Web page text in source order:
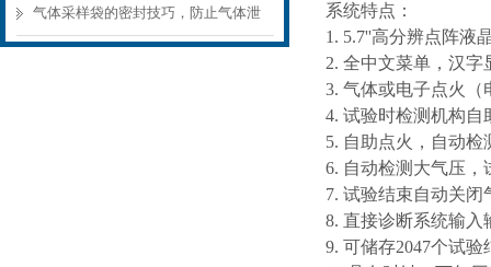
污染预防
气体采样袋的密封技巧，防止气体泄
系统特点：
1. 5.7''高分辨点阵液
2. 全中文菜单，汉字
3. 气体或电子点火（
4. 试验时检测机构
5. 自助点火，自动检
6. 自动检测大气压
7. 试验结束自动关
8. 直接诊断系统输入
9. 可储存2047个试验